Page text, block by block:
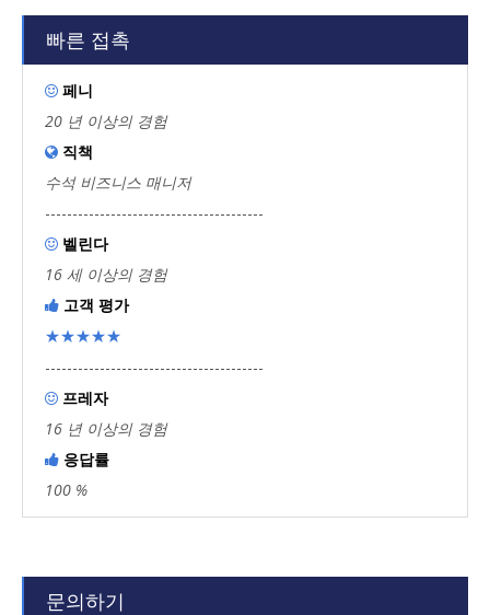
빠른 접촉
 페니
20 년 이상의 경험
 직책
수석 비즈니스 매니저
----------------------------------------
 벨린다
16 세 이상의 경험
 고객 평가
★★★★★
----------------------------------------
 프레자
16 년 이상의 경험
 응답률
100 %
문의하기